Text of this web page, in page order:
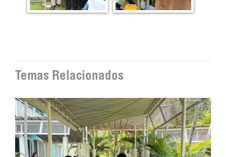
Temas Relacionados